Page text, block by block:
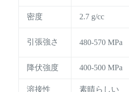
密度 2.7 g/cc
引張強さ 480-570 MPa
降伏強度 400-500 MPa
溶接性 素晴らしい